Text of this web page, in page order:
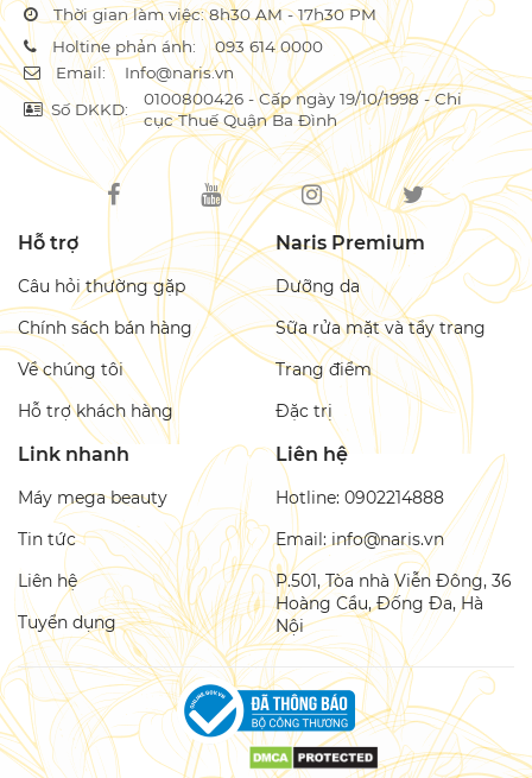
Thời gian làm việc: 8h30 AM - 17h30 PM
Holtine phản ánh:
093 614 0000
Email:
Info@naris.vn
Số DKKD:
0100800426 - Cấp ngày 19/10/1998 - Chi
cục Thuế Quận Ba Đình
Hỗ trợ
Câu hỏi thường gặp
Chính sách bán hàng
Về chúng tôi
Hỗ trợ khách hàng
Naris Premium
Dưỡng da
Sữa rửa mặt và tẩy trang
Trang điểm
Đặc trị
Link nhanh
Máy mega beauty
Tin tức
Liên hệ
Tuyển dụng
Liên hệ
Hotline: 0902214888
Email: info@naris.vn
P.501, Tòa nhà Viễn Đông, 36
Hoàng Cầu, Đống Đa, Hà
Nội